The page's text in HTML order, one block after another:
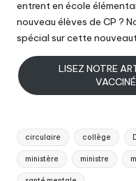
entrent en école
nouveau élèves de CP ?
spécial sur cette
LISEZ NOTRE
Tags:
circulaire collège
ministère ministre